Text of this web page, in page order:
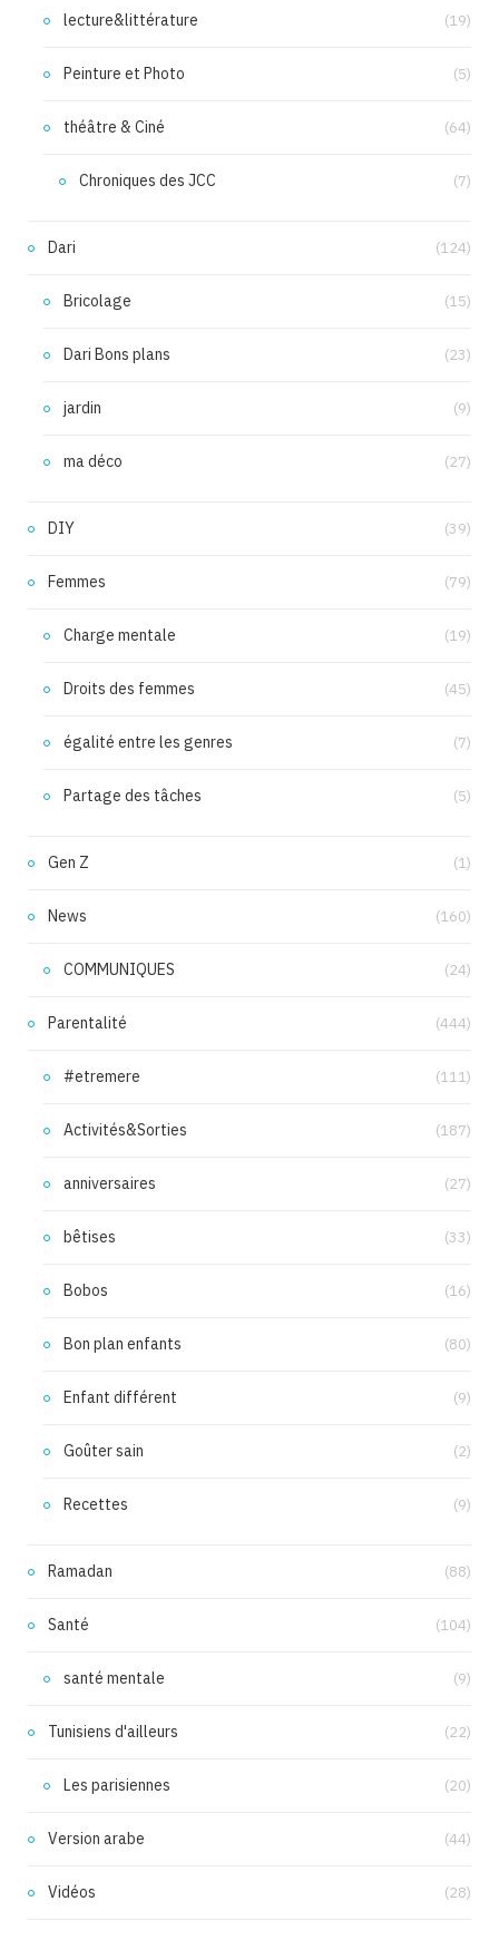
lecture&littérature (19)
Peinture et Photo (5)
théâtre & Ciné (64)
Chroniques des JCC (7)
Dari (124)
Bricolage (15)
Dari Bons plans (23)
jardin (9)
ma déco (27)
DIY (39)
Femmes (79)
Charge mentale (19)
Droits des femmes (45)
égalité entre les genres (7)
Partage des tâches (5)
Gen Z (1)
News (160)
COMMUNIQUES (24)
Parentalité (444)
#etremere (111)
Activités&Sorties (187)
anniversaires (27)
bêtises (33)
Bobos (16)
Bon plan enfants (80)
Enfant différent (9)
Goûter sain (2)
Recettes (9)
Ramadan (88)
Santé (104)
santé mentale (9)
Tunisiens d'ailleurs (22)
Les parisiennes (20)
Version arabe (44)
Vidéos (28)